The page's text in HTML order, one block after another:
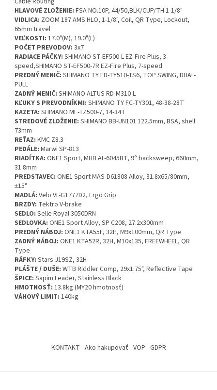
HLAVOVÉ ZLOŽENIE: FSA NO.10P, 44/50,BLK/CUP/TH 1-1/8"
VIDLICA: ZOOM 187 AMS HLO, 1-1/8", Coil, QR Type, Lockout,
65mm travel
VEĽKOSTI: 17.0"(M), 19.0"(L)
POČET PREVODOV: 3x7
RADIACE PÁČKY: SHIMANO ST-EF500-L EZ-Fire Plus, 3-
speed,SHIMANO ST-EF500-7R EZ-Fire Plus, 7-speed
PREDNÝ MENIČ: SHIMANO TY FD-TY510-TS6, TOP SWING, DUAL-
PULL
ZADNÝ MENIČ: SHIMANO ALTUS RD-M310-L
KĽUKY S PREVODNÍKMI: SHIMANO TY FC-TY301, 48-38-28T
KAZETA: SHIMANO MF-TZ500-7, 14-34T
STREDOVÉ ZLOŽENIE: SHIMANO BB-UN101 122.5mm, BSA, shell
73mm
REŤAZ: KMC Z8.3
PEDÁLE: Marwi SP-813
RIADÍTKA: ONE1 Sport, MHB AL-6045BT, 9° backsweep, 660mm,
31.8mm
PREDSTAVEC: ONE1 Sport MAS-D61808 Alloy, 31.8x65/80mm,
±15°
MADLÁ: Velo VL-G1777D2, Ergo Grip
BRZDY: Tektro V-brake
SEDLO: Selle Royal 3050DRN
SEDLOVKA: ONE1 Sport Alloy, SP C208, 27.2x300mm
PREDNÝ NÁBOJ: ONE1 KTA55F, 32H, M9x100mm, QR Type
ZADNÝ NÁBOJ: ONE1 KTA52R, 32H, M10x135, FREEWHEEL, QR
Type
RÁFKY: Stars J19SZ, 32H
PLÁŠTE / DUŠE: WTB Riddler Comp, 29x1.75", Reflective Tape
ŠPICE: Sapim Leader, Stainless Black
HMOTNOSŤ: 13.8kg (MY20 hmotnosť)
VÁHOVÝ LIMIT: 140kg
KONTAKT Ako nakupovať VOP GDPR